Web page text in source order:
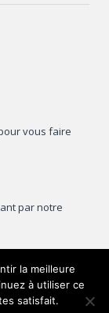
vous faire
par notre
la meilleure
à utiliser ce
satisfait.